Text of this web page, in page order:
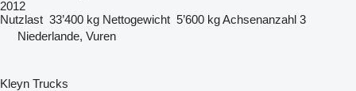
2012
Nutzlast 33’400 kg Nettogewicht 5’600 kgAchsenanzahl 3
Niederlande, Vuren
Kleyn Trucks